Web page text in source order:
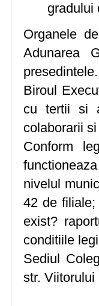
gradului
Organele
Adunarea
presedintele.
Biroul
cu tertii si
colaborarii
Conform
nivelul
42 de
exist?
conditiile
Sediul
str. Viitorului